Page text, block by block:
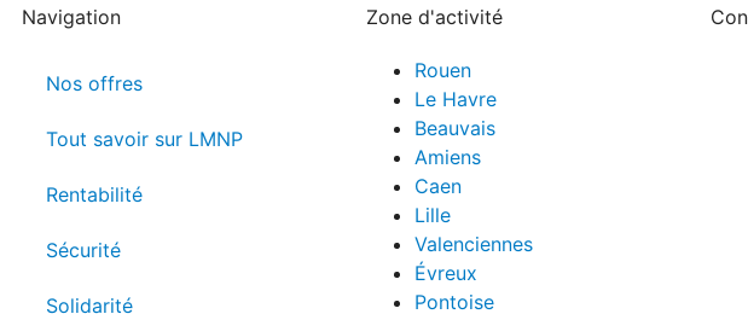
Navigation
Nos offres
Tout savoir sur LMNP
Rentabilité
Sécurité
Solidarité
Zone d'activité
Rouen
Le Havre
Beauvais
Amiens
Caen
Lille
Valenciennes
Évreux
Pontoise